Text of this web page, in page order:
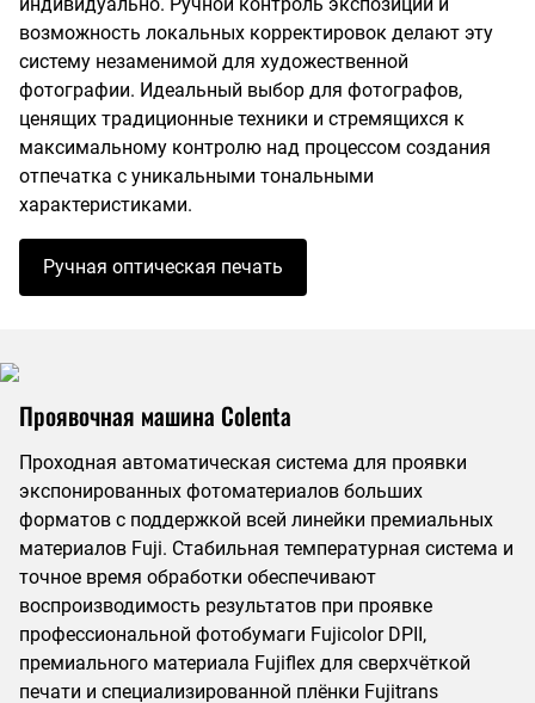
возможность локальных корректировок делают эту
систему незаменимой для художественной
фотографии. Идеальный выбор для фотографов,
ценящих традиционные техники и стремящихся к
максимальному контролю над процессом создания
отпечатка с уникальными тональными
характеристиками.
Ручная оптическая печать
Проявочная машина Colenta
Проходная автоматическая система для проявки
экспонированных фотоматериалов больших
форматов с поддержкой всей линейки премиальных
материалов Fuji. Стабильная температурная система и
точное время обработки обеспечивают
воспроизводимость результатов при проявке
профессиональной фотобумаги Fujicolor DPII,
премиального материала Fujiflex для сверхчёткой
печати и специализированной плёнки Fujitrans